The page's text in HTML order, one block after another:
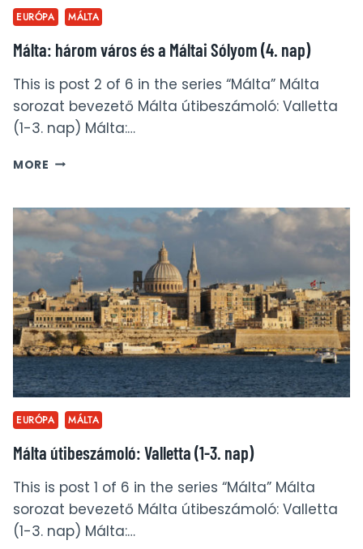
EURÓPA MÁLTA
Málta: három város és a Máltai Sólyom (4. nap)
This is post 2 of 6 in the series “Málta” Málta
sorozat bevezető Málta útibeszámoló: Valletta
(1-3. nap) Málta:…
MORE MÁLTA:
A MÁLTAI
SÓLYOM
NAP)
EURÓPA MÁLTA
Málta útibeszámoló: Valletta (1-3. nap)
This is post 1 of 6 in the series “Málta” Málta
sorozat bevezető Málta útibeszámoló: Valletta
(1-3. nap) Málta:…